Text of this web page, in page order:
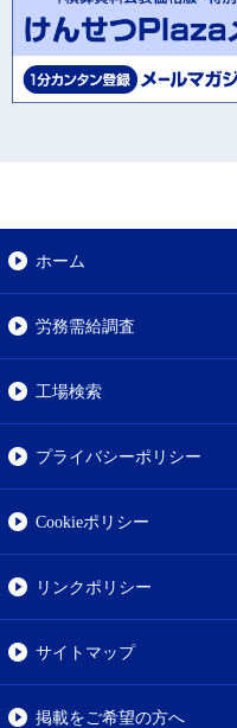
ホーム
労務需給調査
工場検索
プライバシーポリシー
Cookieポリシー
リンクポリシー
サイトマップ
掲載をご希望の方へ